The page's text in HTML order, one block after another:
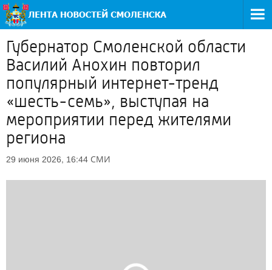
Губернатор Смоленской области
Василий Анохин повторил
популярный интернет-тренд
«шесть-семь», выступая на
мероприятии перед жителями
региона
29 июня 2026, 16:44 СМИ